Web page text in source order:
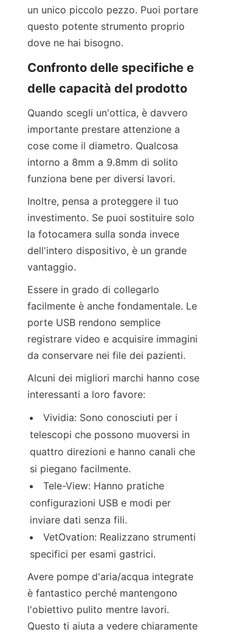
un unico piccolo pezzo. Puoi portare
questo potente strumento proprio
dove ne hai bisogno.
Confronto delle specifiche e
delle capacità del prodotto
Quando scegli un'ottica, è davvero
importante prestare attenzione a
cose come il diametro. Qualcosa
intorno a 8mm a 9.8mm di solito
funziona bene per diversi lavori.
Inoltre, pensa a proteggere il tuo
investimento. Se puoi sostituire solo
la fotocamera sulla sonda invece
dell'intero dispositivo, è un grande
vantaggio.
Essere in grado di collegarlo
facilmente è anche fondamentale. Le
porte USB rendono semplice
registrare video e acquisire immagini
da conservare nei file dei pazienti.
Alcuni dei migliori marchi hanno cose
interessanti a loro favore:
Vividia: Sono conosciuti per i
telescopi che possono muoversi in
quattro direzioni e hanno canali che
si piegano facilmente.
Tele-View: Hanno pratiche
configurazioni USB e modi per
inviare dati senza fili.
VetOvation: Realizzano strumenti
specifici per esami gastrici.
Avere pompe d'aria/acqua integrate
è fantastico perché mantengono
l'obiettivo pulito mentre lavori.
Questo ti aiuta a vedere chiaramente